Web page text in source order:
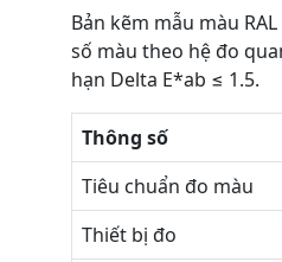
Bản kẽm mẫu màu
số màu theo hệ đo
hạn Delta E*ab ≤ 1.5.
Thông số
Tiêu chuẩn đo màu
Thiết bị đo